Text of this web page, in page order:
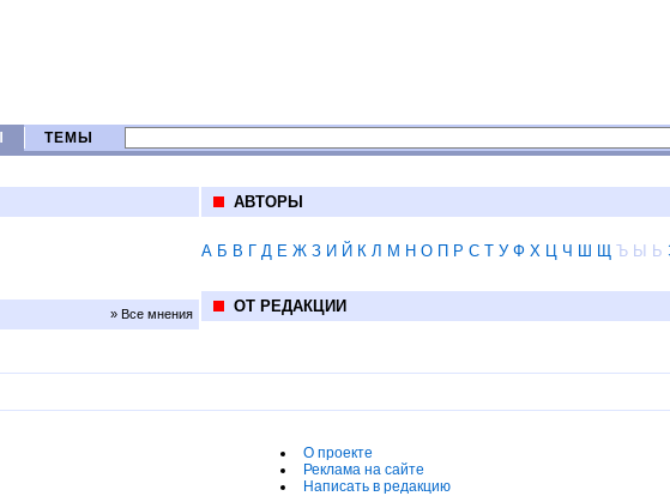
ТЕМЫ
» Все мнения
АВТОРЫ
А Б В Г Д Е Ж З И Й К Л М Н О П Р С Т У Ф Х Ц Ч Ш Щ Ъ Ы Ь
ОТ РЕДАКЦИИ
О проекте
Реклама на сайте
Написать в редакцию